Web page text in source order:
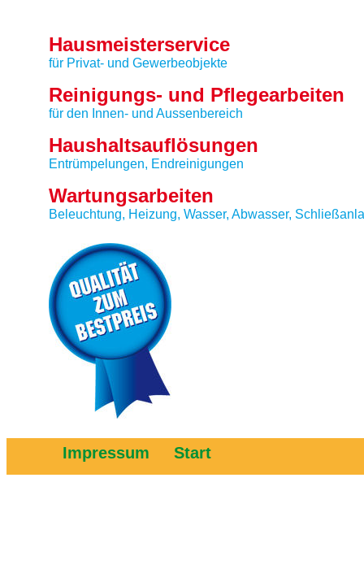
Hausmeisterservice
für Privat- und Gewerbeobjekte
Reinigungs- und Pflegearbeiten
für den Innen- und Aussenbereich
Haushaltsauflösungen
Entrümpelungen, Endreinigungen
Wartungsarbeiten
Beleuchtung, Heizung, Wasser, Abwasser,
Impressum Start